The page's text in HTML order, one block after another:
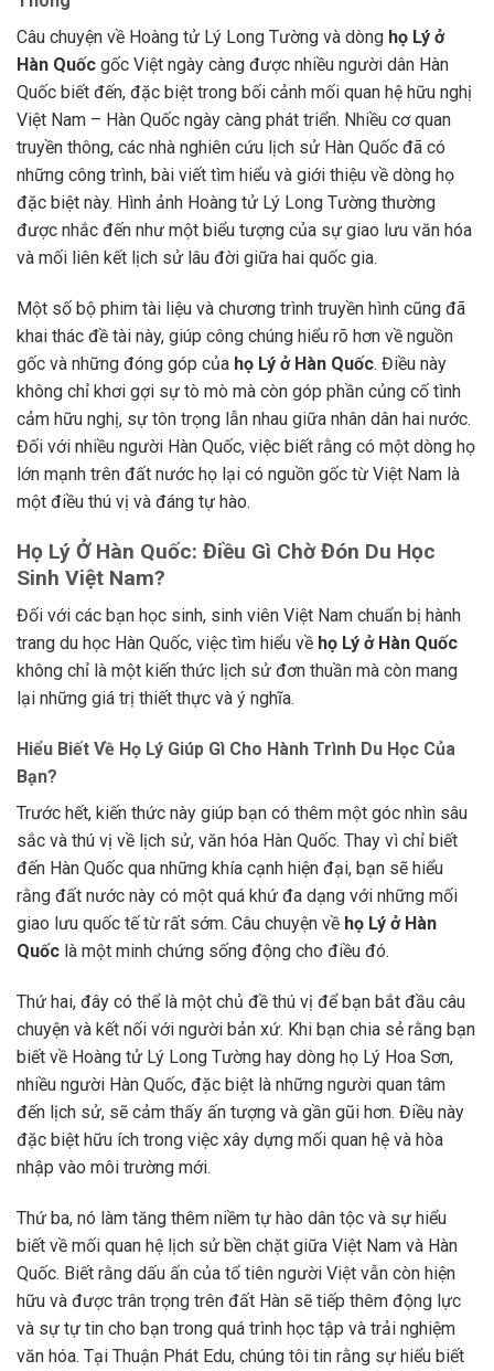
Câu chuyện về Hoàng tử Lý Long Tường và dòng họ Lý ở
Hàn Quốc gốc Việt ngày càng được nhiều người dân Hàn
Quốc biết đến, đặc biệt trong bối cảnh mối quan hệ hữu nghị
Việt Nam – Hàn Quốc ngày càng phát triển. Nhiều cơ quan
truyền thông, các nhà nghiên cứu lịch sử Hàn Quốc đã có
những công trình, bài viết tìm hiểu và giới thiệu về dòng họ
đặc biệt này. Hình ảnh Hoàng tử Lý Long Tường thường
được nhắc đến như một biểu tượng của sự giao lưu văn hóa
và mối liên kết lịch sử lâu đời giữa hai quốc gia.
Một số bộ phim tài liệu và chương trình truyền hình cũng đã
khai thác đề tài này, giúp công chúng hiểu rõ hơn về nguồn
gốc và những đóng góp của họ Lý ở Hàn Quốc. Điều này
không chỉ khơi gợi sự tò mò mà còn góp phần củng cố tình
cảm hữu nghị, sự tôn trọng lẫn nhau giữa nhân dân hai nước.
Đối với nhiều người Hàn Quốc, việc biết rằng có một dòng họ
lớn mạnh trên đất nước họ lại có nguồn gốc từ Việt Nam là
một điều thú vị và đáng tự hào.
Họ Lý Ở Hàn Quốc: Điều Gì Chờ Đón Du Học
Sinh Việt Nam?
Đối với các bạn học sinh, sinh viên Việt Nam chuẩn bị hành
trang du học Hàn Quốc, việc tìm hiểu về họ Lý ở Hàn Quốc
không chỉ là một kiến thức lịch sử đơn thuần mà còn mang
lại những giá trị thiết thực và ý nghĩa.
Hiểu Biết Về Họ Lý Giúp Gì Cho Hành Trình Du Học Của
Bạn?
Trước hết, kiến thức này giúp bạn có thêm một góc nhìn sâu
sắc và thú vị về lịch sử, văn hóa Hàn Quốc. Thay vì chỉ biết
đến Hàn Quốc qua những khía cạnh hiện đại, bạn sẽ hiểu
rằng đất nước này có một quá khứ đa dạng với những mối
giao lưu quốc tế từ rất sớm. Câu chuyện về họ Lý ở Hàn
Quốc là một minh chứng sống động cho điều đó.
Thứ hai, đây có thể là một chủ đề thú vị để bạn bắt đầu câu
chuyện và kết nối với người bản xứ. Khi bạn chia sẻ rằng bạn
biết về Hoàng tử Lý Long Tường hay dòng họ Lý Hoa Sơn,
nhiều người Hàn Quốc, đặc biệt là những người quan tâm
đến lịch sử, sẽ cảm thấy ấn tượng và gần gũi hơn. Điều này
đặc biệt hữu ích trong việc xây dựng mối quan hệ và hòa
nhập vào môi trường mới.
Thứ ba, nó làm tăng thêm niềm tự hào dân tộc và sự hiểu
biết về mối quan hệ lịch sử bền chặt giữa Việt Nam và Hàn
Quốc. Biết rằng dấu ấn của tổ tiên người Việt vẫn còn hiện
hữu và được trân trọng trên đất Hàn sẽ tiếp thêm động lực
và sự tự tin cho bạn trong quá trình học tập và trải nghiệm
văn hóa. Tại Thuận Phát Edu, chúng tôi tin rằng sự hiểu biết